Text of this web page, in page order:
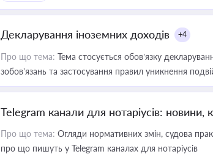
Декларування іноземних доходів +4
Про що тема: Тема стосується обов’язку
зобов’язань та застосування правил уникнення
Telegram канали для нотаріусів: новини,
Про що тема: Огляди нормативних змін, судова
про що пишуть у Telegram каналах для нотаріусів